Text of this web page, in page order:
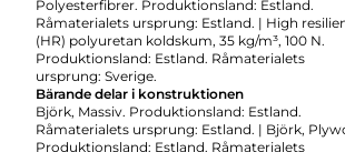
Polyesterfibrer. Produktionsland: Estland.
Råmaterialets ursprung: Estland. | High
(HR) polyuretan koldskum, 35 kg/m³, 100 N.
Produktionsland: Estland. Råmaterialets
ursprung: Sverige.
Bärande delar i konstruktionen
Björk, Massiv. Produktionsland: Estland.
Råmaterialets ursprung: Estland. | Björk,
Produktionsland: Estland. Råmaterialets